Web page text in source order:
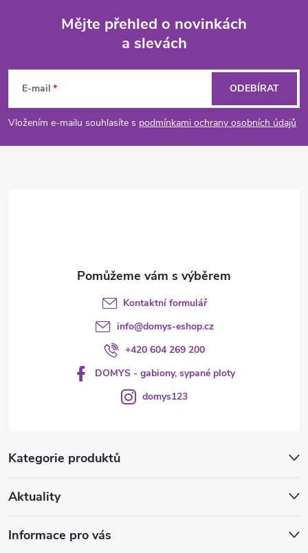
p
a
Mějte přehled o novinkách
a slevách
E-mail
Vložením e-mailu souhlasíte s podmínkami ochrany osobních údajů
ODEBÍRAT
Kategorie produktů
Aktuality
Informace pro vás
Kontaktní formulář
info@domys-eshop.cz
+420 604 269 200
DOMYS - gabiony, sypané ploty
domys123